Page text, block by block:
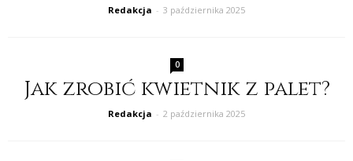
Redakcja - 3 października 2025
0
Jak zrobić kwietnik z palet?
Redakcja - 2 października 2025